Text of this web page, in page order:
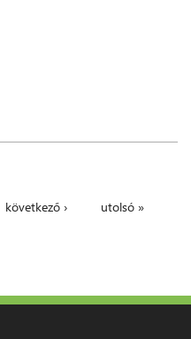
következő › utolsó »